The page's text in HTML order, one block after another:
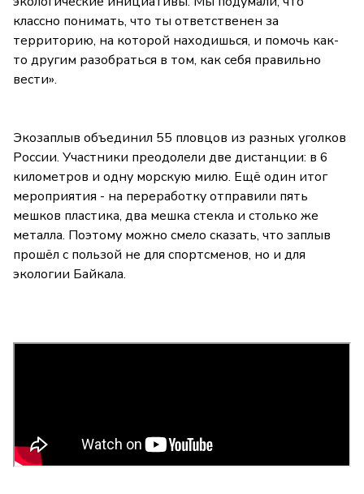
классно понимать, что ты ответственен за
территорию, на которой находишься, и помочь как-
то другим разобраться в том, как себя правильно
вести».
Экозаплыв объединил 55 пловцов из разных уголков
России. Участники преодолели две дистанции: в 6
километров и одну морскую милю. Ещё один итог
мероприятия - на переработку отправили пять
мешков пластика, два мешка стекла и столько же
металла. Поэтому можно смело сказать, что заплыв
прошёл с пользой не для спортсменов, но и для
экологии Байкала.